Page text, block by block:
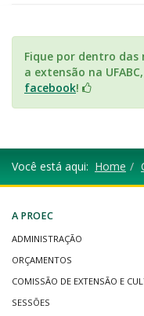
Fique por dentro das
a extensão na UFABC,
facebook!
Você está aqui: Home
A PROEC
ADMINISTRAÇÃO
ORÇAMENTOS
COMISSÃO DE EXTENSÃO E
SESSÕES